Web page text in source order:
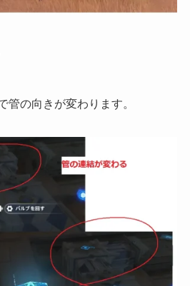
管の向きが変わります。